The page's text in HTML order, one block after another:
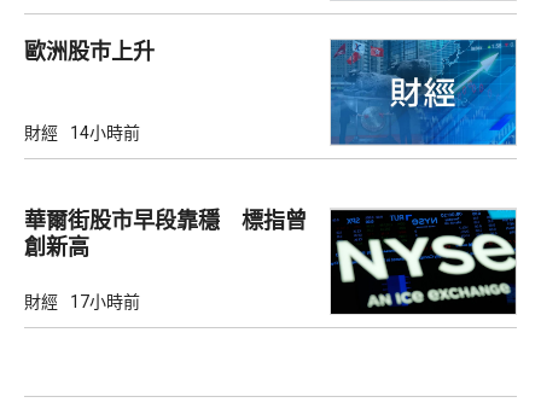
歐洲股巿上升
財經 14小時前
華爾街股市早段靠穩 標指曾
創新高
財經 17小時前